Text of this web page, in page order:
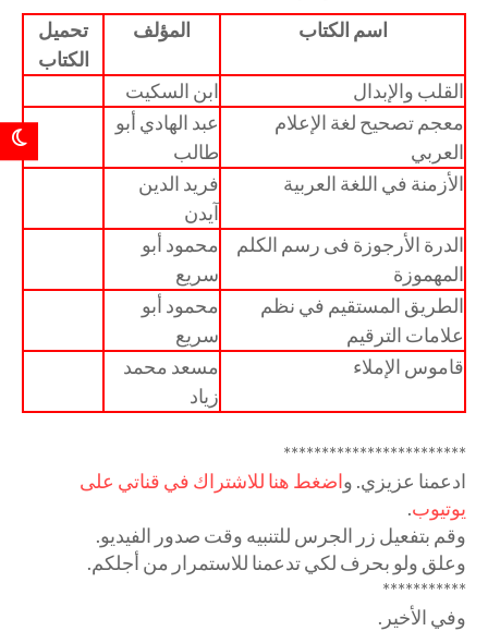
اسم الكتاب المؤلف
تحميل
الكتاب
القلب والإبدال
ابن السكيت
معجم تصحيح لغة الإعلام
العربي
عبد الهادي أبو
طالب
الأزمنة في اللغة العربية
فريد الدين
آيدن
الدرة الأرجوزة فى رسم الكلم
المهموزة
محمود أبو
سريع
الطريق المستقيم في نظم
علامات الترقيم
محمود أبو
سريع
قاموس الإملاء
مسعد محمد
زياد
************************
ادعمنا عزيزي. واضغط هنا للاشتراك في قناتي على
يوتيوب.
وقم بتفعيل زر الجرس للتنبيه وقت صدور الفيديو.
وعلق ولو بحرف لكي تدعمنا للاستمرار من أجلكم.
***********
وفي الأخير.